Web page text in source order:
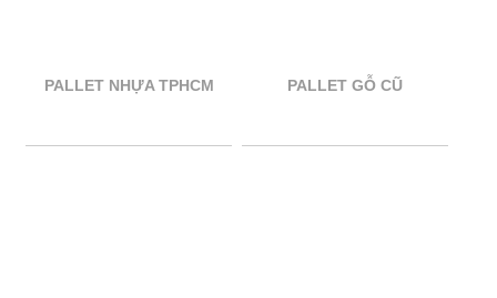
PALLET NHỰA TPHCM PALLET GỖ CŨ